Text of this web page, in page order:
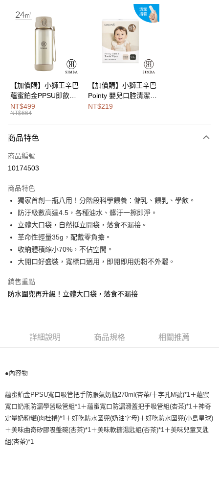
Apple Pay
Google Pay
全盈+PAY
大哥付你分期
【大哥付你分期使用說明】
2.付款方式選擇「大哥付你分期」，訂單成立後會自動跳轉到大哥付的交易
流程，驗證手機門號後，選擇欲分期的期數、繳款截止日，確認付款後即完
3.實際核准額度、可分期數及費用金額請依後續交易確認頁面所載為準。
4.訂單成立30分鐘內，如未前往確認交易或遇審核未通過，訂單將自動取
消。如遇「轉專審核」未通過狀況，表示未達大哥付你分期系統評分，恕無
法說明評估內容。
1.分期款項不併入電信帳單，「大哥付你分期」於每月結算日後寄送繳費提
醒簡訊。
2.透過簡訊連結打開帳單後，可選擇「超商條碼／台灣大直營門市／銀行轉
帳／街口支付／iPASS MONEY」等通路繳費。
1.本服務係由「台灣大哥大股份有限公司」（以下簡稱本公司）所提供，讓
用戶於交易時，得透過本服務購買商品或服務，並由商店將買賣／分期付款
買賣價金債權讓與本公司後，依約使用本公司帳單繳交帳款。
3.完整用戶服務條款，請詳閱以下連結：https://oppay.tw/userRule
相關說明
【關於「AFTEE先享後付」】
便利好安心！
１．簡單：不需註冊會員、不需綁卡、不需儲值。
２．便利：只要手機號碼，簡訊認證，即可結帳。
３．安心：先確認商品／服務後，再付款。
１．於結帳方式選擇「AFTEE先享後付」後，將跳轉至「AFTEE先享後付」
結帳頁面，進行簡訊認證並確認金額後，即可完成結帳。
２．訂單成立數日內，您將收到繳費通知簡訊。
３．收到繳費通知簡訊後14天內，點擊此簡訊中的連結，可透過四大超商／
※ 請注意：結帳手續完成當下不需立刻繳費，但若您需要取消訂單，請聯絡
購買商品的店家。未經商家同意取消之訂單仍視為有效，需透過AFTEE先享
權轉讓予恩沛科技股份有限公司。
https://aftee.tw/terms/#terms3
３．未成年的使用者請事先徵得法定代理人或監護人之同意方可使用
「AFTEE先享後付」，若未經同意申辦者引起之損失，本公司不負相關責
任。
４．使用「AFTEE先享後付」時，將依據個別帳號之用戶狀況，依本公司即
時審查核予不同之上限額度；若仍有額度不足之情形，本公司將視審查結果
請求用戶進行身份認證。
相關說明
「Hami Point」為中華電信所提供之點數服務，可於會員專區綁定中華電信
會員帳號後，即可在購物車使用 Hami Point 折抵消費金額 (1點等於1元)。
ATM付款
宅配
每筆NT$100，滿NT$1,000(含以上)免運費
【加價購】小獅王辛巴
蘊蜜鉑金PPSU即飲水
壺400ml
NT$499
NT$664
【加價購】小獅王辛巴
Pointy 嬰兒口腔清潔指
套 (100入)
NT$219
商品特色
商品編號
10174503
商品特色
獨家首創一瓶八用！分階段科學餵養：儲乳、餵乳、學飲。
防汙級數高達4.5，各種油水、髒汙一擦即淨。
立體大口袋，自然挺立開袋，落食不漏接。
革命性輕量35g，配戴零負擔。
收納體積縮小70%，不佔空間。
大開口好盛裝，寬標口適用，即開即用奶粉不外灑。
銷售重點
防水圍兜再升級！立體大口袋，落食不漏接
詳細說明 商品規格 相關推薦
●內容物
蘊蜜鉑金PPSU寬口吸管把手防脹氣奶瓶270ml(杏茶/十字孔M號)*1＋蘊蜜
寬口奶瓶防漏學習吸管組*1＋蘊蜜寬口防漏滑蓋把手吸管組(杏茶)*1＋神奇
定量奶粉罐(肉桂捲)*1＋好吃防水圍兜(奶油字母)＋好吃防水圍兜(小島星球)
＋美味曲奇矽膠吸盤碗(杏茶)*1＋美味軟糖湯匙組(杏茶)*1＋美味兒童叉匙
組(杏茶)*1